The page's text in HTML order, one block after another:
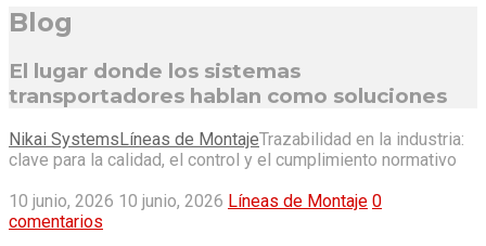
Blog
El lugar donde los sistemas
transportadores hablan como soluciones
Nikai SystemsLíneas de MontajeTrazabilidad en la industria:
clave para la calidad, el control y el cumplimiento normativo
10 junio, 2026 10 junio, 2026 Líneas de Montaje 0
comentarios